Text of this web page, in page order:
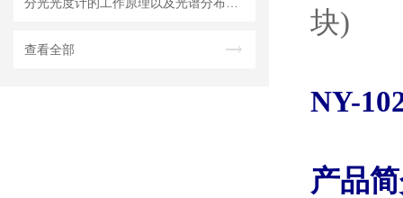
查看全部
块)
NY-
产品